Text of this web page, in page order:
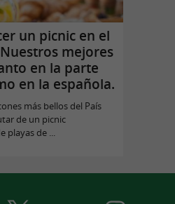
un picnic en el
Nuestros mejores
en la parte
en la española.
más bellos del País
de un picnic
playas de ...